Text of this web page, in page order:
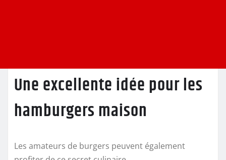
Une excellente idée pour les
hamburgers maison
Les amateurs de burgers peuvent également